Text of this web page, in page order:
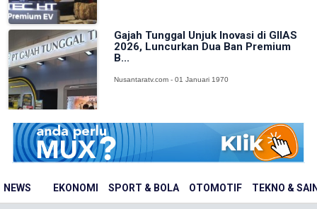
NEWS EKONOMI SPORT & BOLA OTOMOTIF TEKNO &
Gajah Tunggal Unjuk Inovasi di GIIAS
2026, Luncurkan Dua Ban Premium
B...
Nusantaratv.com - 01 Januari 1970